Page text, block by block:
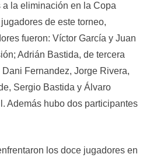
a la eliminación en la Copa
de este torneo,
fueron: Víctor García y Juan
Adrián Bastida, de tercera
Fernandez, Jorge Rivera,
Sergio Bastida y Álvaro
Además hubo dos participantes
los doce jugadores en